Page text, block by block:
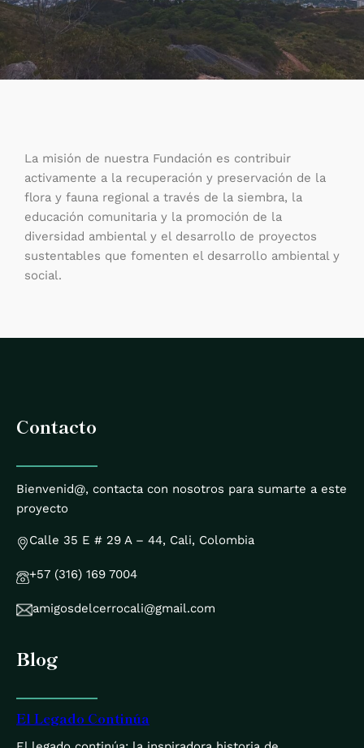
La misión de nuestra Fundación es contribuir
activamente a la recuperación y preservación de la
flora y fauna regional a través de la siembra, la
educación comunitaria y la promoción de la
diversidad ambiental y el desarrollo de proyectos
sustentables que fomenten el desarrollo ambiental y
social.
Contacto
Bienvenid@, contacta con nosotros para sumarte a este
proyecto
Calle 35 E # 29 A – 44, Cali, Colombia
+57 (316) 169 7004
amigosdelcerrocali@gmail.com
Blog
El Legado Continúa